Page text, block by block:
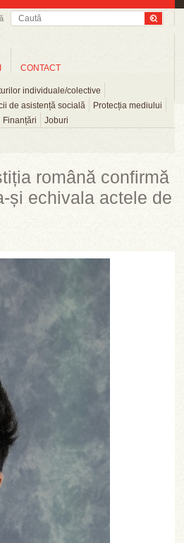
individuale/colective
de asistență socială
Protecția mediului
Finanțări Joburi
CONTACT
română confirmă
și echivala actele de